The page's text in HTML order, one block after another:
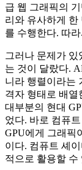
급 웹 그래픽의
리와 유사하게 한
를 수행한다. 따
그러나 문제가
는 것이 달랐다.
니라 행렬이라는
격자 형태로 배열
대부분의 현대
었다. 바로 컴퓨트
GPU에게 그래픽
이다. 컴퓨트 셰
적으로 활용할 수